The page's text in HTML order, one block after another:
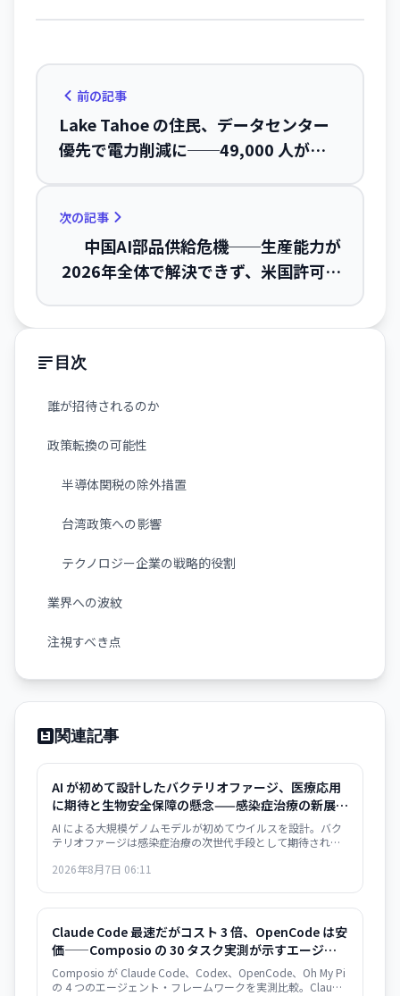
前の記事
Lake Tahoe の住民、データセンター
優先で電力削減に──49,000 人が直
次の記事
中国AI部品供給危機──生産能力が
2026年全体で解決できず、米国許可の
目次
誰が招待されるのか
政策転換の可能性
半導体関税の除外措置
台湾政策への影響
テクノロジー企業の戦略的役割
業界への波紋
注視すべき点
関連記事
AI が初めて設計したバクテリオファージ、医療応用
に期待と生物安全保障の懸念——感染症治療の新展開
とリスク管理の課題
AI による大規模ゲノムモデルが初めてウイルスを設計。バク
テリオファージは感染症治療の次世代手段として期待される
上の重大な転換点を意味する。
2026年8月7日 06:11
Claude Code 最速だがコスト 3 倍、OpenCode は安
価——Composio の 30 タスク実測が示すエージェン
ト・フレームワークの選択基準
Composio が Claude Code、Codex、OpenCode、Oh My Pi
の 4 つのエージェント・フレームワークを実測比較。Claude